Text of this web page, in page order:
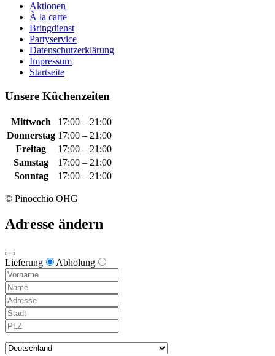
Aktionen
À la carte
Bringdienst
Partyservice
Datenschutzerklärung
Impressum
Startseite
Unsere Küchenzeiten
Mittwoch
17:00 – 21:00
Donnerstag 17:00 – 21:00
Freitag
17:00 – 21:00
Samstag
17:00 – 21:00
Sonntag
17:00 – 21:00
© Pinocchio OHG
Adresse ändern
Lieferung Abholung